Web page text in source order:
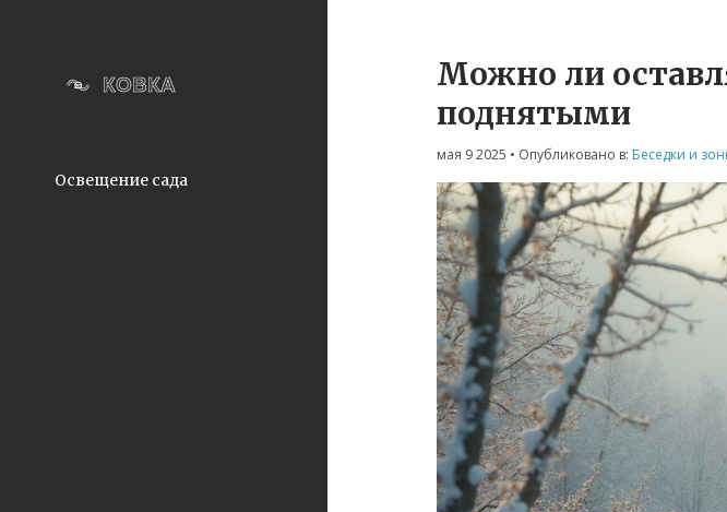
Освещение сада
Можно ли
поднятыми
мая 9 2025 • Опубликовано в: Беседки и